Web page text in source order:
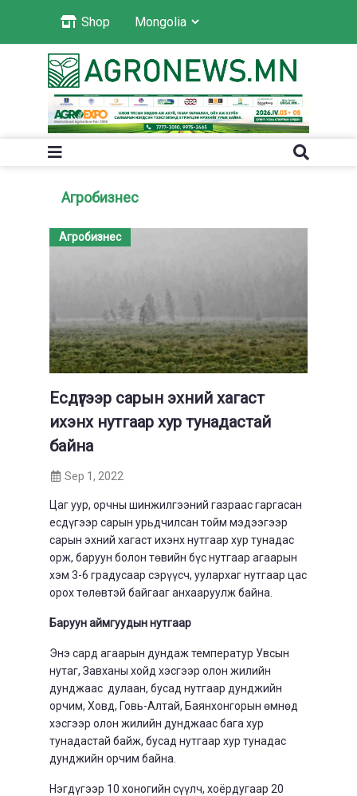
Shop
Агробизнес
Агробизнес
Есдүгээр сарын эхний хагаст
ихэнх нутгаар хур тунадастай
байна
Sep 1, 2022
Цаг уур, орчны шинжилгээний газраас гаргасан
есдүгээр сарын урьдчилсан тойм мэдээгээр
сарын эхний хагаст ихэнх нутгаар хур тунадас
орж, баруун болон төвийн бүс нутгаар агаарын
хэм 3-6 градусаар сэрүүсч, уулархаг нутгаар цас
орох төлөвтэй байгааг анхааруулж байна.
Баруун аймгуудын нутгаар
Энэ сард агаарын дундаж температур Увсын
нутаг, Завханы хойд хэсгээр олон жилийн
дунджаас дулаан, бусад нутгаар дунджийн
орчим, Ховд, Говь-Алтай, Баянхонгорын өмнөд
хэсгээр олон жилийн дунджаас бага хур
тунадастай байж, бусад нутгаар хур тунадас
дунджийн орчим байна.
Нэгдүгээр 10 хоногийн сүүлч, хоёрдугаар 20